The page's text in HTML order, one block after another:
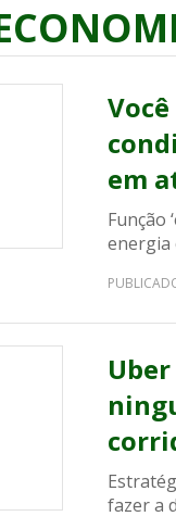
em
Função
energia
fazer a